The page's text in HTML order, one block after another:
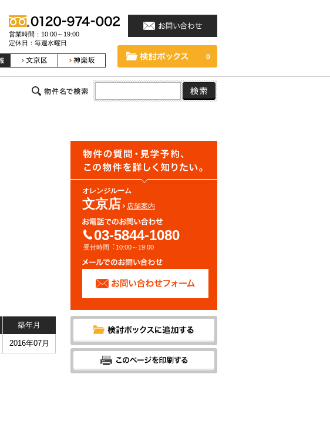
営業時間：10:00～19:00
定休日：毎週水曜日
0
築年月
2016年07月
オレンジルーム
文京店 店舗案内
03-5844-1080
受付時間︓10:00～19:00